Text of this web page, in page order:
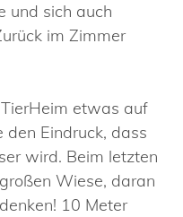
und sich auch
im Zimmer
etwas auf
Eindruck, dass
wird. Beim letzten
Wiese, daran
10 Meter